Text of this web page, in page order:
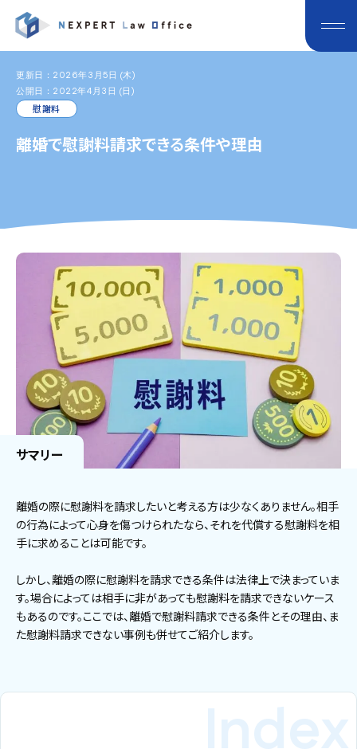
更新日：2026年3月5日 (木)
公開日：2022年4月3日 (日)
慰謝料
離婚で慰謝料請求できる条件や理由
サマリー
離婚の際に慰謝料を請求したいと考える方は少なくありません。相手
の行為によって心身を傷つけられたなら、それを代償する慰謝料を相
手に求めることは可能です。
しかし、離婚の際に慰謝料を請求できる条件は法律上で決まっていま
す。場合によっては相手に非があっても慰謝料を請求できないケース
もあるのです。ここでは、離婚で慰謝料請求できる条件とその理由、ま
た慰謝料請求できない事例も併せてご紹介します。